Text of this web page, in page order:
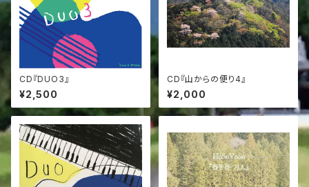
CD『DUO3』
¥2,500
CD『山からの便り4』
¥2,000